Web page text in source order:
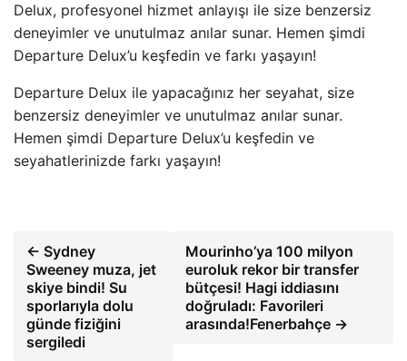
Delux, profesyonel hizmet anlayışı ile size benzersiz
deneyimler ve unutulmaz anılar sunar. Hemen şimdi
Departure Delux’u keşfedin ve farkı yaşayın!
Departure Delux ile yapacağınız her seyahat, size
benzersiz deneyimler ve unutulmaz anılar sunar.
Hemen şimdi Departure Delux’u keşfedin ve
seyahatlerinizde farkı yaşayın!
← Sydney
Sweeney muza, jet
skiye bindi! Su
sporlarıyla dolu
günde fiziğini
sergiledi
Mourinho’ya 100 milyon
euroluk rekor bir transfer
bütçesi! Hagi iddiasını
doğruladı: Favorileri
arasında!Fenerbahçe →